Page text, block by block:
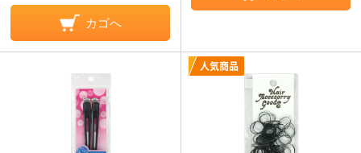
カゴへ
人気商品